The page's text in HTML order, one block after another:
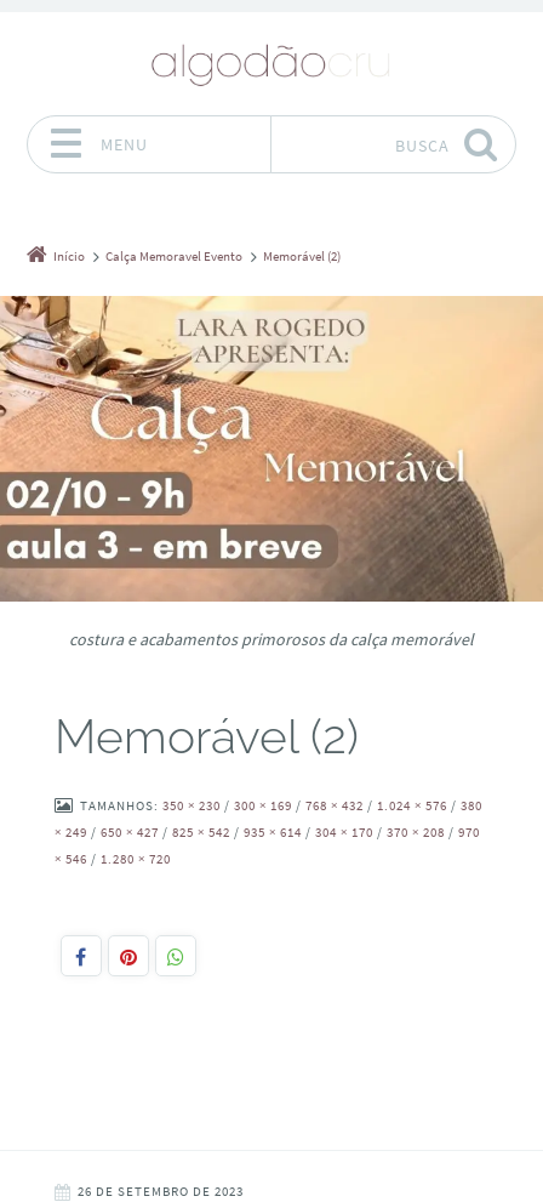
MENU BUSCA
Início Calça Memoravel Evento Memorável (2)
costura e acabamentos primorosos da calça memorável
Memorável (2)
TAMANHOS: 350 × 230 / 300 × 169 / 768 × 432 / 1.024 × 576 / 380
× 249 / 650 × 427 / 825 × 542 / 935 × 614 / 304 × 170 / 370 × 208 / 970
× 546 / 1.280 × 720
26 DE SETEMBRO DE 2023